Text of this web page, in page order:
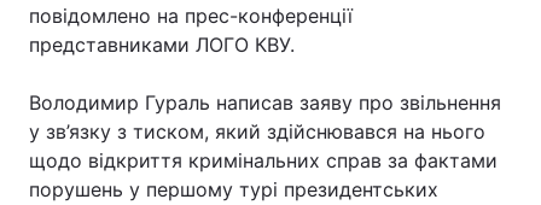
повідомлено на прес-конференції
представниками ЛОГО КВУ.
Володимир Гураль написав заяву про звільнення
у зв’язку з тиском, який здійснювався на нього
щодо відкриття кримінальних справ за фактами
порушень у першому турі президентських